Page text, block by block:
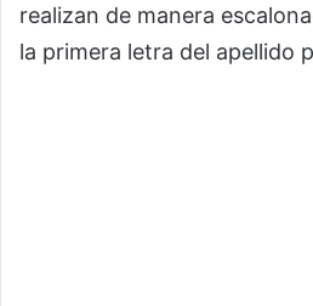
realizan de manera
la primera letra del apellido